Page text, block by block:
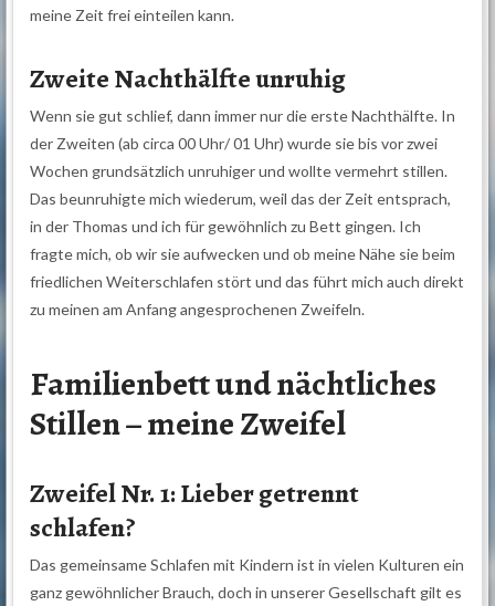
meine Zeit frei einteilen kann.
Zweite Nachthälfte unruhig
Wenn sie gut schlief, dann immer nur die erste Nachthälfte. In
der Zweiten (ab circa 00 Uhr/ 01 Uhr) wurde sie bis vor zwei
Wochen grundsätzlich unruhiger und wollte vermehrt stillen.
Das beunruhigte mich wiederum, weil das der Zeit entsprach,
in der Thomas und ich für gewöhnlich zu Bett gingen. Ich
fragte mich, ob wir sie aufwecken und ob meine Nähe sie beim
friedlichen Weiterschlafen stört und das führt mich auch direkt
zu meinen am Anfang angesprochenen Zweifeln.
Familienbett und nächtliches
Stillen – meine Zweifel
Zweifel Nr. 1: Lieber getrennt
schlafen?
Das gemeinsame Schlafen mit Kindern ist in vielen Kulturen ein
ganz gewöhnlicher Brauch, doch in unserer Gesellschaft gilt es